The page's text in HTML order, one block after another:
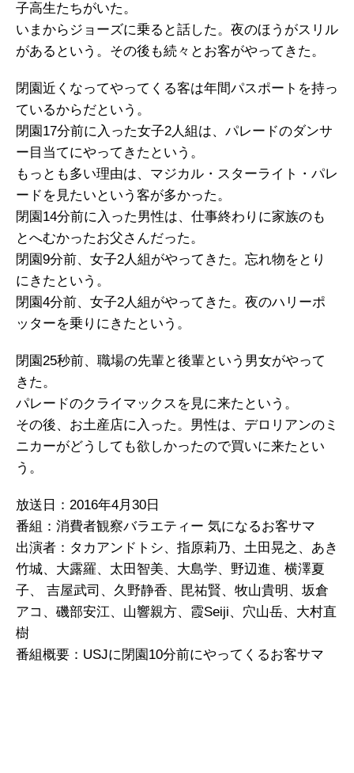
子高生たちがいた。
いまからジョーズに乗ると話した。夜のほうがスリル
があるという。その後も続々とお客がやってきた。
閉園近くなってやってくる客は年間パスポートを持っ
ているからだという。
閉園17分前に入った女子2人組は、パレードのダンサ
ー目当てにやってきたという。
もっとも多い理由は、マジカル・スターライト・パレ
ードを見たいという客が多かった。
閉園14分前に入った男性は、仕事終わりに家族のも
とへむかったお父さんだった。
閉園9分前、女子2人組がやってきた。忘れ物をとり
にきたという。
閉園4分前、女子2人組がやってきた。夜のハリーポ
ッターを乗りにきたという。
閉園25秒前、職場の先輩と後輩という男女がやって
きた。
パレードのクライマックスを見に来たという。
その後、お土産店に入った。男性は、デロリアンのミ
ニカーがどうしても欲しかったので買いに来たとい
う。
放送日：2016年4月30日
番組：消費者観察バラエティー 気になるお客サマ
出演者：タカアンドトシ、指原莉乃、土田晃之、あき
竹城、大露羅、太田智美、大島学、野辺進、横澤夏
子、 吉屋武司、久野静香、毘祐賢、牧山貴明、坂倉
アコ、磯部安江、山響親方、霞Seiji、穴山岳、大村直
樹
番組概要：USJに閉園10分前にやってくるお客サマ